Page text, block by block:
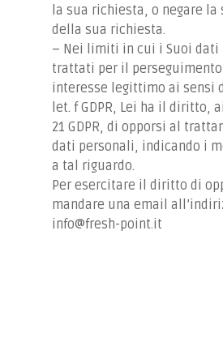
la sua richiesta, o negare la
della sua richiesta.
– Nei limiti in cui i Suoi dati
trattati per il
interesse legittimo ai sensi
let. f GDPR, Lei ha il diritto,
21 GDPR, di opporsi al
dati personali, indicando i
a tal riguardo.
Per esercitare il diritto di
mandare una email
info@fresh-point.it